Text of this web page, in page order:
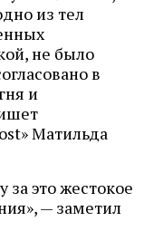
из тел
не было
в
и
Матильда
это жестокое
— заметил